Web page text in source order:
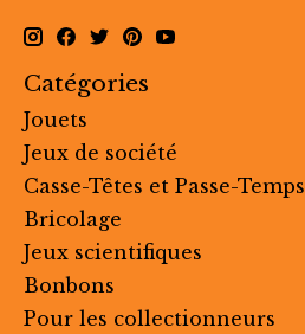
Catégories
Jouets
Jeux de société
Casse-Têtes et Passe-Temps
Bricolage
Jeux scientifiques
Bonbons
Pour les collectionneurs